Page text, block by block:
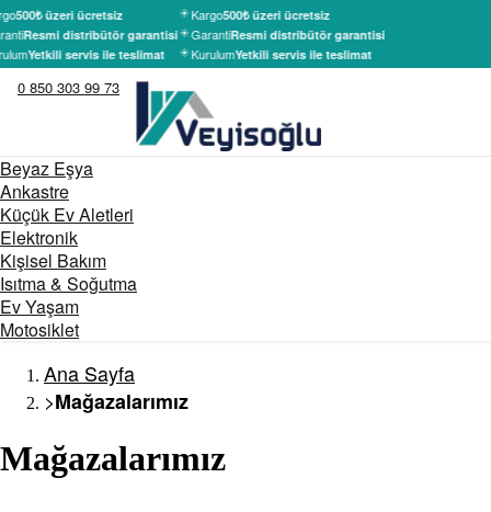
500₺ üzeri ücretsiz
Resmi distribütör garantisi
Yetkili servis ile teslimat
Kargo500₺ üzeri ücretsiz
GarantiResmi distribütör garantisi
KurulumYetkili servis ile teslimat
0 850 303 99 73
Beyaz Eşya
Ankastre
Küçük Ev Aletleri
Elektronik
Kişisel Bakım
Isıtma & Soğutma
Ev Yaşam
Motosiklet
Ana Sayfa
>Mağazalarımız
Mağazalarımız